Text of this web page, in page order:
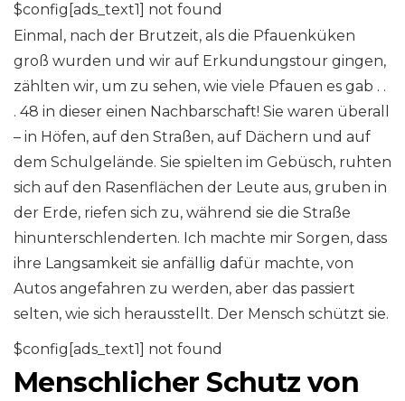
$config[ads_text1] not found
Einmal, nach der Brutzeit, als die Pfauenküken
groß wurden und wir auf Erkundungstour gingen,
zählten wir, um zu sehen, wie viele Pfauen es gab . .
. 48 in dieser einen Nachbarschaft! Sie waren überall
– in Höfen, auf den Straßen, auf Dächern und auf
dem Schulgelände. Sie spielten im Gebüsch, ruhten
sich auf den Rasenflächen der Leute aus, gruben in
der Erde, riefen sich zu, während sie die Straße
hinunterschlenderten. Ich machte mir Sorgen, dass
ihre Langsamkeit sie anfällig dafür machte, von
Autos angefahren zu werden, aber das passiert
selten, wie sich herausstellt. Der Mensch schützt sie.
$config[ads_text1] not found
Menschlicher Schutz von